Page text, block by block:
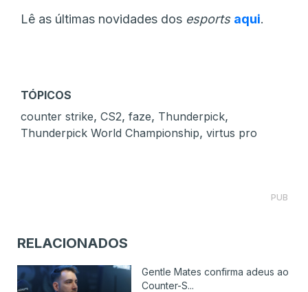
Lê as últimas novidades dos esports aqui.
TÓPICOS
counter strike, CS2, faze, Thunderpick,
Thunderpick World Championship, virtus pro
PUB
RELACIONADOS
Gentle Mates confirma adeus ao
Counter-S...